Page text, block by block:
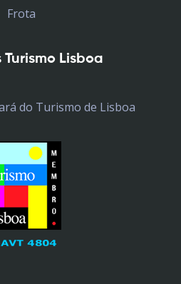
Frota
Turismo Lisboa
do Turismo de Lisboa